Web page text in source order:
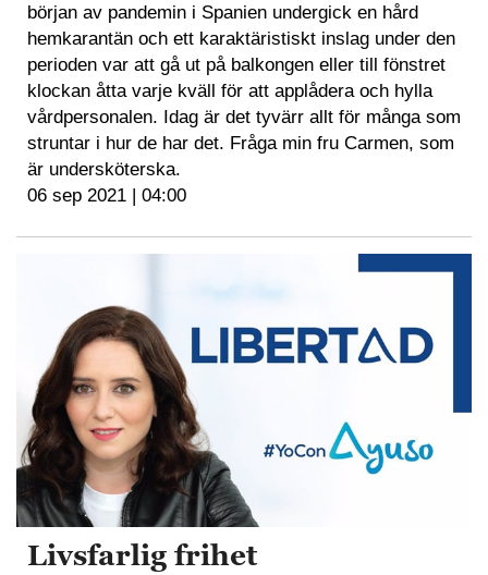
början av pandemin i Spanien undergick en hård
hemkarantän och ett karaktäristiskt inslag under den
perioden var att gå ut på balkongen eller till fönstret
klockan åtta varje kväll för att applådera och hylla
vårdpersonalen. Idag är det tyvärr allt för många som
struntar i hur de har det. Fråga min fru Carmen, som
är undersköterska.
06 sep 2021 | 04:00
Livsfarlig frihet